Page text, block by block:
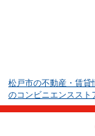
松戸市の不動産・賃貸
のコンビニエンススト